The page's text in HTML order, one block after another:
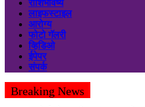
राशिभविष्य
लाइफस्टाइल
आरोग्य
फोटो गॅलरी
व्हिडिओ
ईपेपर
संपर्क
Breaking News